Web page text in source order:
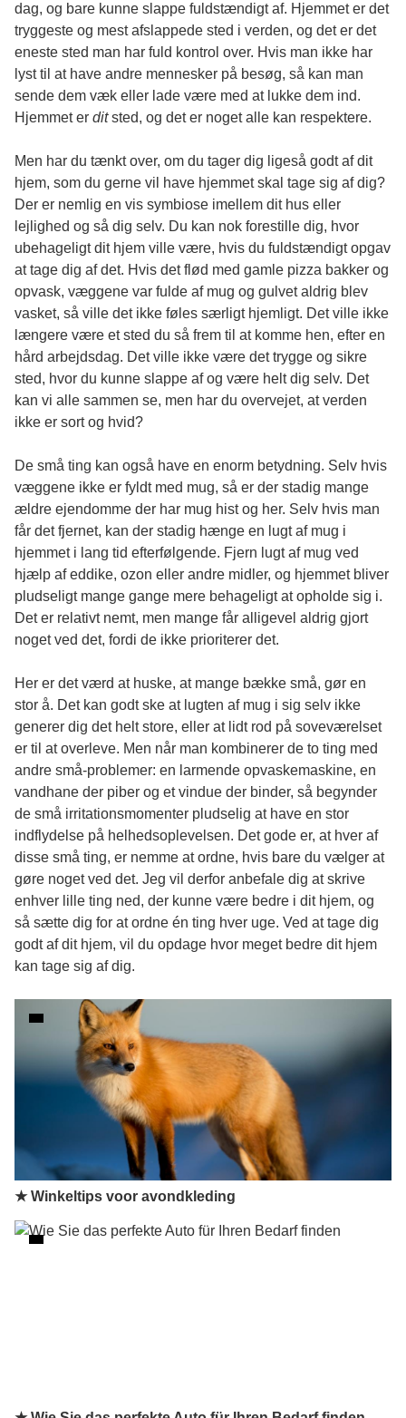
dag, og bare kunne slappe fuldstændigt af. Hjemmet er det
tryggeste og mest afslappede sted i verden, og det er det
eneste sted man har fuld kontrol over. Hvis man ikke har
lyst til at have andre mennesker på besøg, så kan man
sende dem væk eller lade være med at lukke dem ind.
Hjemmet er ditsted, og det er noget alle kan respektere.
Men har du tænkt over, om du tager dig ligeså godt af dit
hjem, som du gerne vil have hjemmet skal tage sig af dig?
Der er nemlig en vis symbiose imellem dit hus eller
lejlighed og så dig selv. Du kan nok forestille dig, hvor
ubehageligt dit hjem ville være, hvis du fuldstændigt opgav
at tage dig af det. Hvis det flød med gamle pizza bakker og
opvask, væggene var fulde af mug og gulvet aldrig blev
vasket, så ville det ikke føles særligt hjemligt. Det ville ikke
længere være et sted du så frem til at komme hen, efter en
hård arbejdsdag. Det ville ikke være det trygge og sikre
sted, hvor du kunne slappe af og være helt dig selv. Det
kan vi alle sammen se, men har du overvejet, at verden
ikke er sort og hvid?
De små ting kan også have en enorm betydning. Selv hvis
væggene ikke er fyldt med mug, så er der stadig mange
ældre ejendomme der har mug hist og her. Selv hvis man
får det fjernet, kan der stadig hænge en lugt af mug i
hjemmet i lang tid efterfølgende. Fjern lugt af mug ved
hjælp af eddike, ozon eller andre midler, og hjemmet bliver
pludseligt mange gange mere behageligt at opholde sig i.
Det er relativt nemt, men mange får alligevel aldrig gjort
noget ved det, fordi de ikke prioriterer det.
Her er det værd at huske, at mange bække små, gør en
stor å. Det kan godt ske at lugten af mug i sig selv ikke
generer dig det helt store, eller at lidt rod på soveværelset
er til at overleve. Men når man kombinerer de to ting med
andre små-problemer: en larmende opvaskemaskine, en
vandhane der piber og et vindue der binder, så begynder
de små irritationsmomenter pludselig at have en stor
indflydelse på helhedsoplevelsen. Det gode er, at hver af
disse små ting, er nemme at ordne, hvis bare du vælger at
gøre noget ved det. Jeg vil derfor anbefale dig at skrive
enhver lille ting ned, der kunne være bedre i dit hjem, og
så sætte dig for at ordne én ting hver uge. Ved at tage dig
godt af dit hjem, vil du opdage hvor meget bedre dit hjem
kan tage sig af dig.
★ Winkeltips voor avondkleding